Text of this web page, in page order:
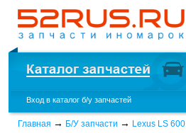
Вход в каталог б/у запчастей
Главная → Б/У запчасти → Lexus LS 600